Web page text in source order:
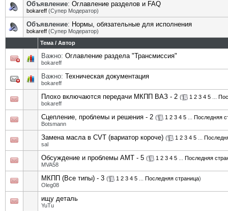
Объявление: Оглавление разделов и FAQ
bokareff (Супер Модератор)
Объявление: Нормы, обязательные для исполнения
bokareff (Супер Модератор)
Тема / Автор
Важно: Оглавление раздела "Трансмиссия"
bokareff
Важно: Техническая документация
bokareff
Плохо включаются передачи МКПП ВАЗ - 2 ( 1 2 3 4 5
bokareff
Сцепление, проблемы и решения - 2 ( 1 2 3 4 5
Последняя
Botsmann
Замена масла в CVT (вариатор короче) ( 1 2 3 4 5
sal
Обсуждение и проблемы АМТ - 5 ( 1 2 3 4 5
Последняя
MVA58
МКПП (Все типы) - 3 ( 1 2 3 4 5 Последняя страница)
Oleg08
ищу деталь
YuTu